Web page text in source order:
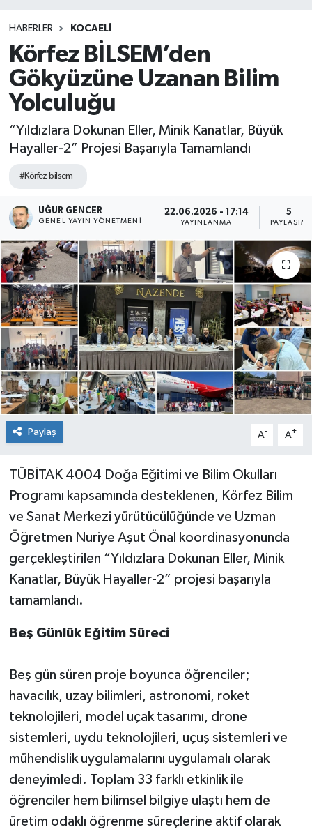
HABERLER KOCAELİ
Körfez BİLSEM’den
Gökyüzüne Uzanan Bilim
Yolculuğu
“Yıldızlara Dokunan Eller, Minik Kanatlar, Büyük
Hayaller-2” Projesi Başarıyla Tamamlandı
#Körfez bilsem
UĞUR GENCER
GENEL YAYIN YÖNETMENI
22.06.2026 - 17:14
YAYINLANMA
5
PAYLAŞIM
Paylaş A- A+
TÜBİTAK 4004 Doğa Eğitimi ve Bilim Okulları
Programı kapsamında desteklenen, Körfez Bilim
ve Sanat Merkezi yürütücülüğünde ve Uzman
Öğretmen Nuriye Aşut Önal koordinasyonunda
gerçekleştirilen “Yıldızlara Dokunan Eller, Minik
Kanatlar, Büyük Hayaller-2” projesi başarıyla
tamamlandı.
Beş Günlük Eğitim Süreci
Beş gün süren proje boyunca öğrenciler;
havacılık, uzay bilimleri, astronomi, roket
teknolojileri, model uçak tasarımı, drone
sistemleri, uydu teknolojileri, uçuş sistemleri ve
mühendislik uygulamalarını uygulamalı olarak
deneyimledi. Toplam 33 farklı etkinlik ile
öğrenciler hem bilimsel bilgiye ulaştı hem de
üretim odaklı öğrenme süreçlerine aktif olarak